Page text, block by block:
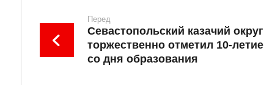
Перед
Севастопольский казачий округ
торжественно отметил 10-летие
со дня образования